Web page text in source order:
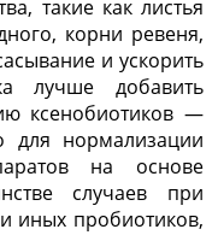
такие как листья
корни ревеня,
и ускорить
лучше добавить
ксенобиотиков —
для нормализации
на основе
случаев при
иных пробиотиков,